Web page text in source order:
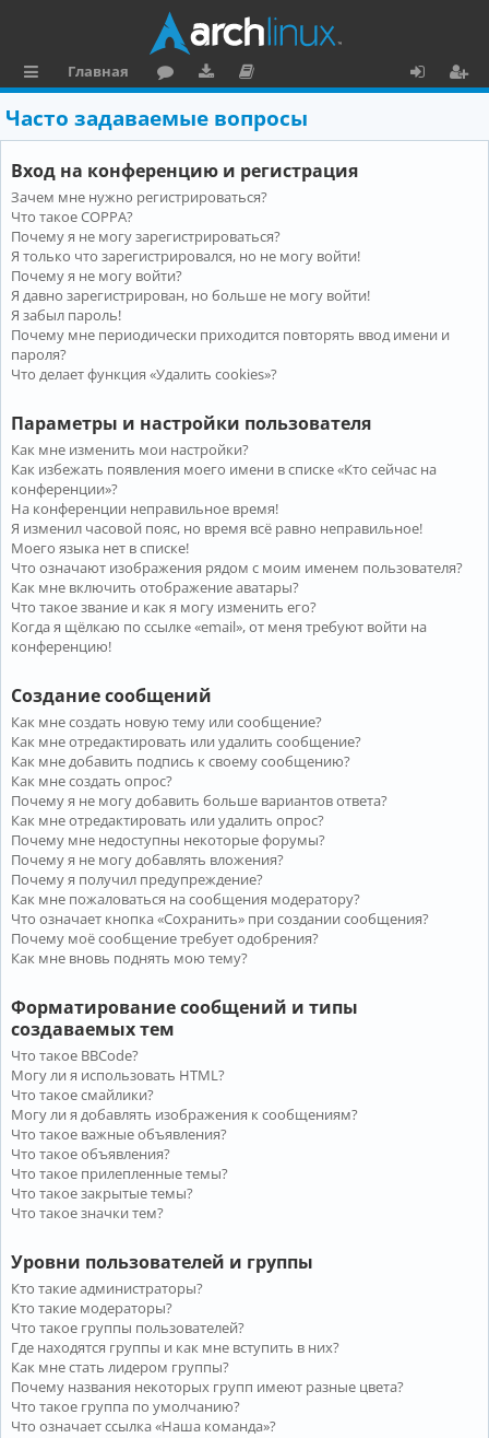
ы
л
к
и
Главная
ру
м
ру
зк
и
ку
м
е
н
та
ц
и
я
о
и
Часто задаваемые вопросы
Вход на конференцию и регистрация
Зачем мне нужно регистрироваться?
Что такое COPPA?
Почему я не могу зарегистрироваться?
Я только что зарегистрировался, но не могу войти!
Почему я не могу войти?
Я давно зарегистрирован, но больше не могу войти!
Я забыл пароль!
Почему мне периодически приходится повторять ввод имени и
пароля?
Что делает функция «Удалить cookies»?
Параметры и настройки пользователя
Как мне изменить мои настройки?
Как избежать появления моего имени в списке «Кто сейчас на
конференции»?
На конференции неправильное время!
Я изменил часовой пояс, но время всё равно неправильное!
Моего языка нет в списке!
Что означают изображения рядом с моим именем пользователя?
Как мне включить отображение аватары?
Что такое звание и как я могу изменить его?
Когда я щёлкаю по ссылке «email», от меня требуют войти на
конференцию!
Создание сообщений
Как мне создать новую тему или сообщение?
Как мне отредактировать или удалить сообщение?
Как мне добавить подпись к своему сообщению?
Как мне создать опрос?
Почему я не могу добавить больше вариантов ответа?
Как мне отредактировать или удалить опрос?
Почему мне недоступны некоторые форумы?
Почему я не могу добавлять вложения?
Почему я получил предупреждение?
Как мне пожаловаться на сообщения модератору?
Что означает кнопка «Сохранить» при создании сообщения?
Почему моё сообщение требует одобрения?
Как мне вновь поднять мою тему?
Форматирование сообщений и типы
создаваемых тем
Что такое BBCode?
Могу ли я использовать HTML?
Что такое смайлики?
Могу ли я добавлять изображения к сообщениям?
Что такое важные объявления?
Что такое объявления?
Что такое прилепленные темы?
Что такое закрытые темы?
Что такое значки тем?
Уровни пользователей и группы
Кто такие администраторы?
Кто такие модераторы?
Что такое группы пользователей?
Где находятся группы и как мне вступить в них?
Как мне стать лидером группы?
Почему названия некоторых групп имеют разные цвета?
Что такое группа по умолчанию?
Что означает ссылка «Наша команда»?